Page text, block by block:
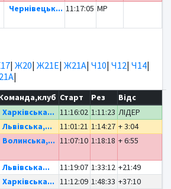
Чернівецьк... 11:17:05 MP
| Ж20| Ж21Е| Ж21А| Ч10| Ч12| Ч14|
|
Старт Рез
Відс
Харківська... 11:16:02 1:11:23 ЛІДЕР
Львівська,... 11:01:21 1:14:27 + 3:04
Волинська,... 11:07:10 1:18:18 + 6:55
Львівська... 11:19:07 1:33:12 +21:49
Харківська... 11:12:09 1:48:33 +37:10